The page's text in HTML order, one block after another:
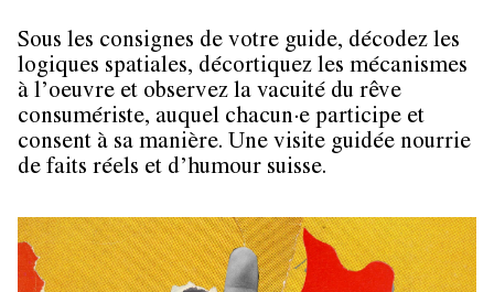
Sous les consignes de votre guide, décodez les
logiques spatiales, décortiquez les mécanismes
à l’oeuvre et observez la vacuité du rêve
consumériste, auquel chacun∙e participe et
consent à sa manière. Une visite guidée nourrie
de faits réels et d’humour suisse.